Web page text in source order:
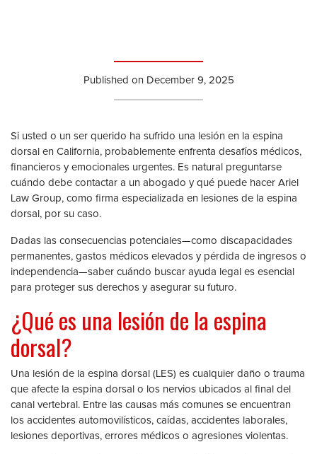
Published on December 9, 2025
Si usted o un ser querido ha sufrido una lesión en la espina
dorsal en California, probablemente enfrenta desafíos médicos,
financieros y emocionales urgentes. Es natural preguntarse
cuándo debe contactar a un abogado y qué puede hacer Ariel
Law Group, como firma especializada en lesiones de la espina
dorsal, por su caso.
Dadas las consecuencias potenciales—como discapacidades
permanentes, gastos médicos elevados y pérdida de ingresos o
independencia—saber cuándo buscar ayuda legal es esencial
para proteger sus derechos y asegurar su futuro.
¿Qué es una lesión de la espina
dorsal?
Una lesión de la espina dorsal (LES) es cualquier daño o trauma
que afecte la espina dorsal o los nervios ubicados al final del
canal vertebral. Entre las causas más comunes se encuentran
los accidentes automovilísticos, caídas, accidentes laborales,
lesiones deportivas, errores médicos o agresiones violentas.